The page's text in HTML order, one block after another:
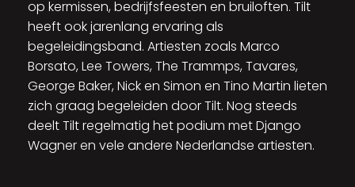
op kermissen, bedrijfsfeesten en bruiloften. Tilt
heeft ook jarenlang ervaring als
begeleidingsband. Artiesten zoals Marco
Borsato, Lee Towers, The Trammps, Tavares,
George Baker, Nick en Simon en Tino Martin lieten
zich graag begeleiden door Tilt. Nog steeds
deelt Tilt regelmatig het podium met Django
Wagner en vele andere Nederlandse artiesten.